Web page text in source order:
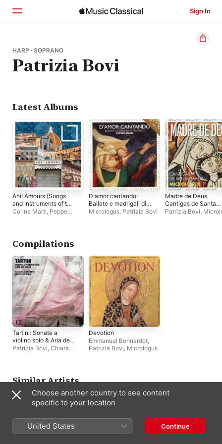
Sign In
Home
Browse
HARP · SOPRANO
Patrizia Bovi
Latest Albums
Ahi! Amours (Songs
and Instruments of the
Middle Age)
Corina Marti, Peppe
Ceccotti,Luca Della
Casa,Catalina Vicens,
François Lazarevitch,
Mauro Borgioni,Patrizia
Bovi
D'amor cantando:
Ballate e madrigali di
trecento
Micrologus, Patrizia Bovi
Madre de Deus,
Cantigas de Santa
Maria
Patrizia Bovi,
Compilations
Tartini: Sonate a
violino solo & Aria del
Tasso (Alpha
Patrizia Bovi, Chiara
Devotion
Emmanuel Bonnardot,
Patrizia Bovi, Micrologus
Similar Artists
Choose another country to see content
specific to your location
United States Continue